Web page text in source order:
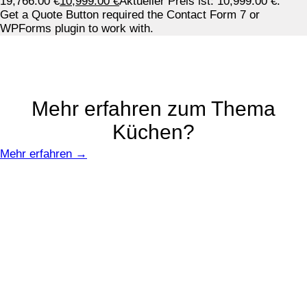
Get a Quote Button required the Contact Form 7 or
WPForms plugin to work with.
Mehr erfahren zum Thema
Küchen?
Mehr erfahren →